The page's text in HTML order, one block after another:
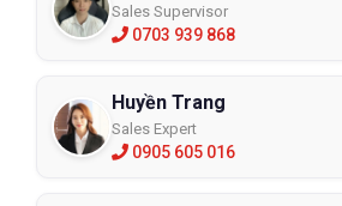
Sales Supervisor
0703 939 868
Huyền Trang
Sales Expert
0905 605 016